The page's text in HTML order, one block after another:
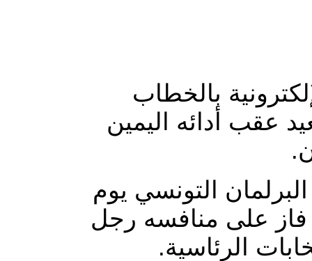
بالخطاب
عقب أدائه اليمين
التونسي يوم
بعد أن فاز على منافسه رجل
الرئاسية.